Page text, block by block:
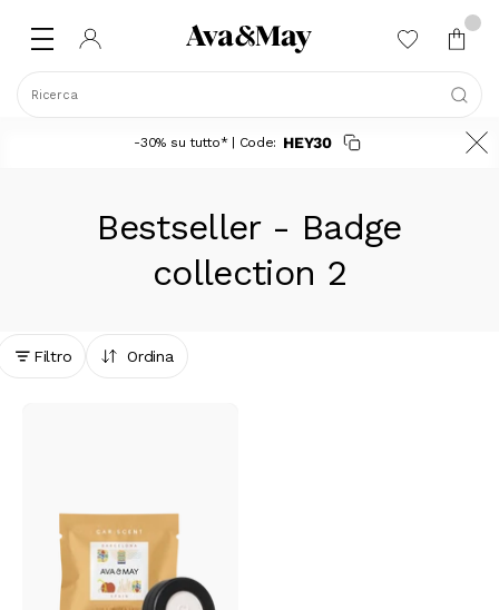
Ricerca
-30% su tutto* | Code: HEY30
Bestseller - Badge
collection 2
Filtro Ordina